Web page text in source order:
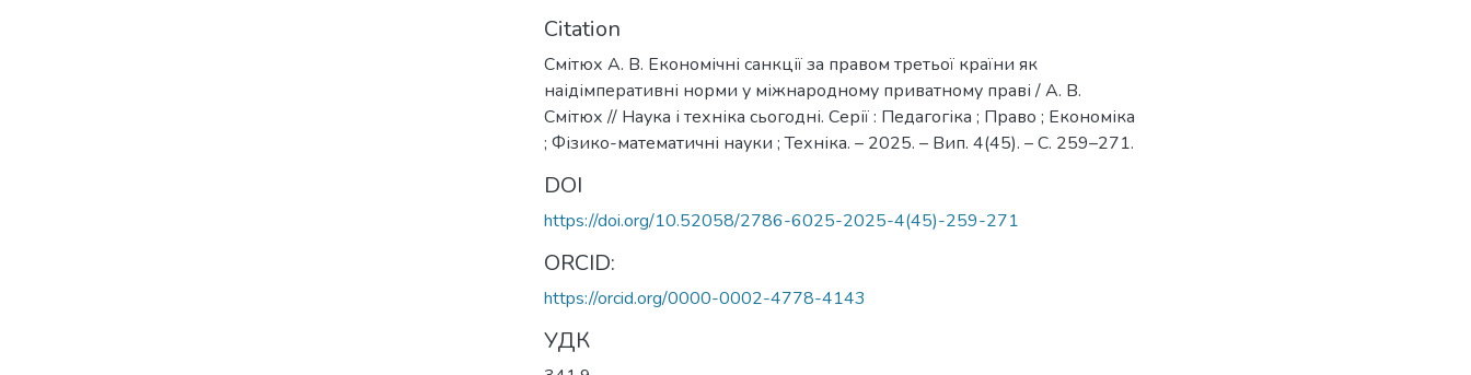
Citation
Смітюх А. В. Економічні санкції за правом третьої країни як
наідімперативні норми у міжнародному приватному праві / А. В.
Смітюх // Наука і техніка сьогодні. Серії : Педагогіка ; Право ; Економіка
; Фізико-математичні науки ; Техніка. – 2025. – Вип. 4(45). – С. 259–271.
DOI
https://doi.org/10.52058/2786-6025-2025-4(45)-259-271
ORCID:
https://orcid.org/0000-0002-4778-4143
УДК